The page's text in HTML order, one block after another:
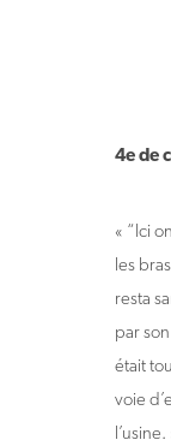
4e de
« “Ici
les
resta
par
était
voie
l’usine.